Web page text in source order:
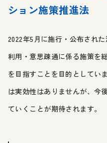
ション施策推進法
2022年5月に施行・公布され
利用・意思疎通に係る施策を
を目指すことを目的としてい
は実効性はありませんが、今
ていくことが期待されます。